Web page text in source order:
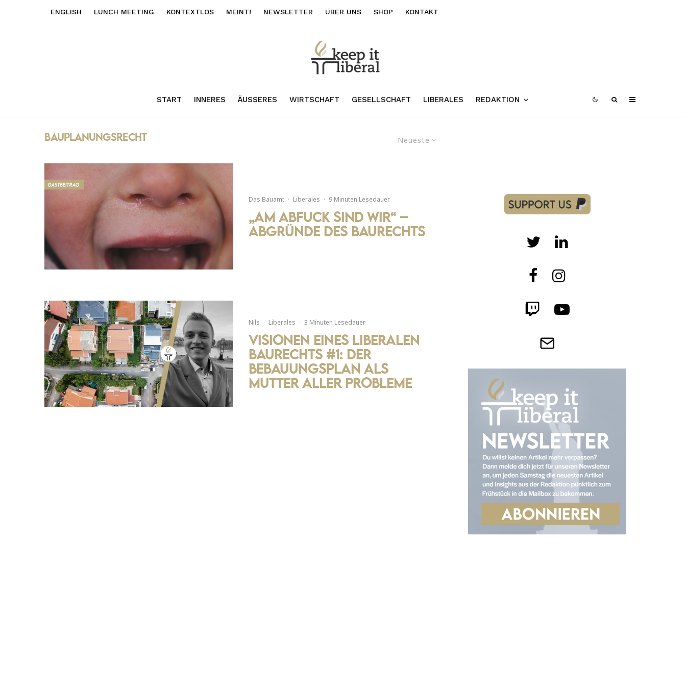
ENGLISH LUNCH MEETING KONTEXTLOS MEINT! NEWSLETTER ÜBER UNS SHOP KONTAKT
START INNERES ÄUSSERES WIRTSCHAFT GESELLSCHAFT LIBERALES REDAKTION
Neueste
bauplanungsrecht
Das Bauamt · Liberales · 9 Minuten Lesedauer
„Am Abfuck sind wir“ –
Abgründe des Baurechts
Nils · Liberales · 3 Minuten Lesedauer
Visionen eines liberalen
Baurechts #1: Der
Bebauungsplan als
Mutter aller Probleme